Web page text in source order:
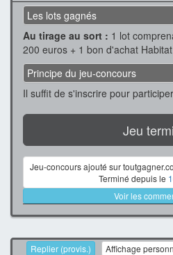
Les lots gagnés
Au tirage au sort : 1 lot
200 euros + 1 bon d'achat
Principe du jeu-concours
Il suffit de s'inscrire pour
Jeu
Jeu-concours ajouté sur
Terminé depuis le
Voir les
Replier (provis.) Affichage